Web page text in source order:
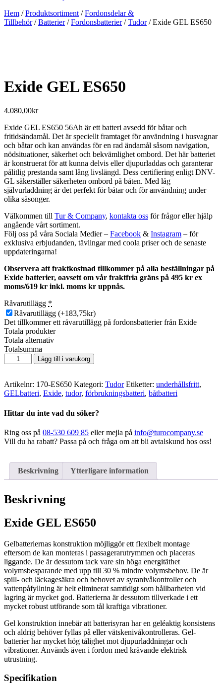
Hem /Produktsortiment /Fordonsdelar &
Tillbehör/Batterier/Fordonsbatterier/Tudor/ Exide GEL ES650
Exide GEL ES650
4.080,00kr
Exide GEL ES650 56Ah är ett batteri avsedd för båtar och
fritidsändamål. Det är speciellt framtaget för användning i husvagnar
och båtar och kan användas för en rad ändamål såsom navigation,
nödsituationer, säkerhet och bekvämlighet ombord. Det här batteriet
är konstruerat för att kunna delvis eller djupurladdas och garanterar
pålitlig prestanda samt lång livslängd. Dess certifiering enligt DNV-
GL säkerställer säkerheten ombord på båten. Med låg
självurladdning är det perfekt för båtar och för användning under
olika säsonger.
Välkommen till Tur & Company, kontakta oss för frågor eller hjälp
angående vårt sortiment.
Följ oss på våra Sociala Medier – Facebook & Instagram – för
exklusiva erbjudanden, tävlingar med coola priser och de senaste
uppdateringarna!
Observera att fraktkostnad tillkommer på alla beställningar på
Exide batterier, oavsett om vår fraktfria gräns på 495 kr ex
moms/619 kr inkl. moms kr uppnås.
Råvarutillägg *
Råvarutillägg (+183,75kr)
Det tillkommer ett råvarutillägg på fordonsbatterier från Exide
Totala produkter
Totala alternativ
Totalsumma
Exide
GEL
mängd
Lägg till i varukorg
Artikelnr: 170-ES650 Kategori: Tudor Etiketter: underhållsfritt,
GELbatteri, Exide, tudor, förbrukningsbatteri, båtbatteri
Hittar du inte vad du söker?
Ring oss på 08-530 609 85 eller mejla på info@turocompany.se
Vill du ha rabatt? Passa på och fråga om att bli avtalskund hos oss!
Beskrivning Ytterligare information
Beskrivning
Exide GEL ES650
Gelbatteriernas konstruktion möjliggör ett flexibelt montage
eftersom de kan monteras i passagerarutrymmen och placeras
liggande. De är dessutom tack vare sin höga energitäthet
volymsbesparande med upp till 30 % mindre volymsbehov. De är
spill- och läckagesäkra och behovet av syranivåkontroller och
vattenpåfyllning är helt eliminerat samtidigt som hållbarheten vid
lagring är mycket god. Batterierna är dessutom tillverkade i ett
mycket robust utförande som tål kraftiga vibrationer.
Gel konstruktion innebär att batterisyran har en geléaktig konsistens
och aldrig behöver fyllas på eller vätskenivåkontrolleras. Gel-
batterier har mycket hög tålighet mot djupurladdningar och
vibrationer. Används även i fordon med krävande elektrisk
utrustning.
Specifikation